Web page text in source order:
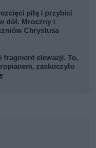
piłą i przybici
dół. Mroczny i
Chrystusa
fragment elewacji. To,
zaskoczyło